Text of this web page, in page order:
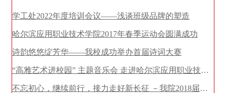
学工处2022年度培训会议——浅谈班级品牌的塑造
哈尔滨应用职业技术学院2017年春季运动会圆满成功
诗韵悠悠绽芳华——我校成功举办首届诗词大赛
“高雅艺术进校园” 主题音乐会 走进哈尔滨应用职业技术学院
不忘初心，继续前行，接力走好新长征 －我院2018届毕业生党员专题教育